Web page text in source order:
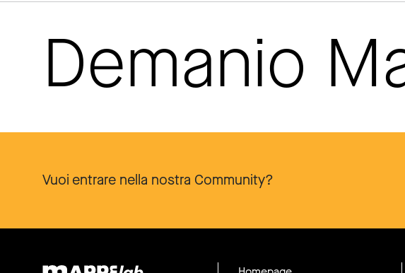
Demanio
Vuoi entrare nella nostra Community?